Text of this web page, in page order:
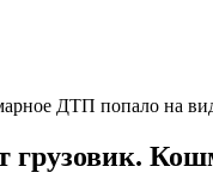
ДТП попало на
грузовик.